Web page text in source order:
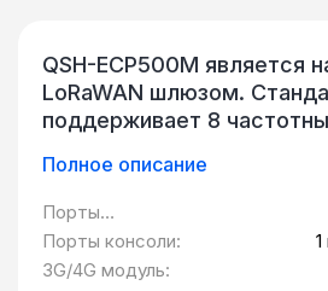
QSH-ECP500M является
LoRaWAN шлюзом.
поддерживает 8
Uplink соединение шлюза
LoRa происходит через
Ethernet интерфейс. В
резервного соединения
Полное описание
Порты
10/100BASE-T:
Порты консоли:
3G/4G модуль: